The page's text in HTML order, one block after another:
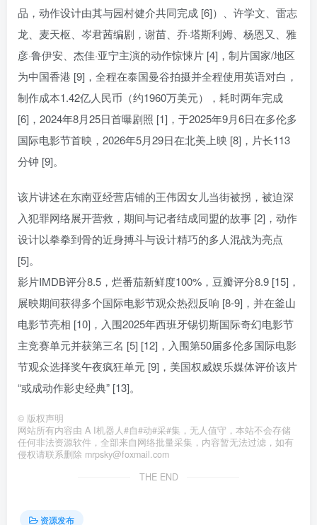
品，动作设计由其与园村健介共同完成 [6]）、许学文、雷志
龙、麦天枢、岑君茜编剧，谢苗、乔·塔斯利姆、杨恩又、雅
彦·鲁伊安、杰佳·亚宁主演的动作惊悚片 [4]，制片国家/地区
为中国香港 [9]，全程在泰国曼谷拍摄并全程使用英语对白，
制作成本1.42亿人民币（约1960万美元），耗时两年完成
[6]，2024年8月25日首曝剧照 [1]，于2025年9月6日在多伦多
国际电影节首映，2026年5月29日在北美上映 [8]，片长113
分钟 [9]。
该片讲述在东南亚经营店铺的王伟因女儿当街被拐，被迫深
入犯罪网络展开营救，期间与记者结成同盟的故事 [2]，动作
设计以拳拳到骨的近身搏斗与设计精巧的多人混战为亮点
[5]。
影片IMDB评分8.5，烂番茄新鲜度100%，豆瓣评分8.9 [15]，
展映期间获得多个国际电影节观众热烈反响 [8-9]，并在釜山
电影节亮相 [10]，入围2025年西班牙锡切斯国际奇幻电影节
主竞赛单元并获第三名 [5] [12]，入围第50届多伦多国际电影
节观众选择奖午夜疯狂单元 [9]，美国权威娱乐媒体评价该片
“或成动作影史经典” [13]。
© 版权声明
网站所有内容由 A I机器人#自#动#采#集，无人值守，本站不会存储
任何非法资源软件，全部来自网络批量采集，内容暂无法过滤，如有
侵权请联系删除 mrpsky@foxmail.com
THE END
资源发布